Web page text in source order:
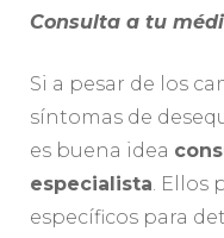
Consulta a tu
Si a pesar de los
síntomas de
es buena idea
especialista. Ellos
específicos para